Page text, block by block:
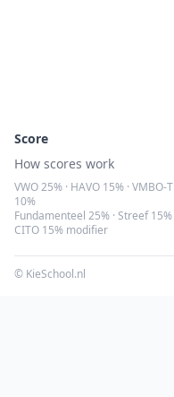
Score
How scores work
VWO 25% · HAVO 15% · VMBO-T
10%
Fundamenteel 25% · Streef 15%
CITO 15% modifier
© KieSchool.nl